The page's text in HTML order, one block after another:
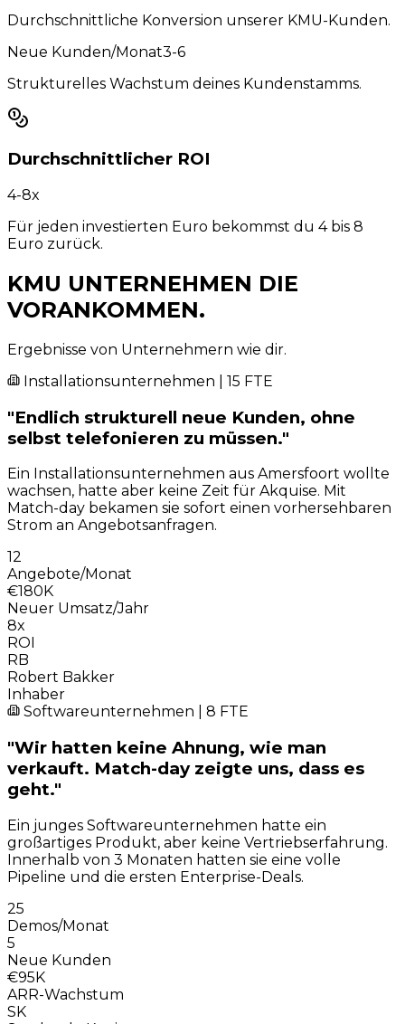
Durchschnittliche Konversion unserer KMU-Kunden.
Neue Kunden/Monat3-6
Strukturelles Wachstum deines Kundenstamms.
Durchschnittlicher ROI
4-8x
Für jeden investierten Euro bekommst du 4 bis 8
Euro zurück.
KMU UNTERNEHMEN DIE
VORANKOMMEN.
Ergebnisse von Unternehmern wie dir.
Installationsunternehmen | 15 FTE
"Endlich strukturell neue Kunden, ohne
selbst telefonieren zu müssen."
Ein Installationsunternehmen aus Amersfoort wollte
wachsen, hatte aber keine Zeit für Akquise. Mit
Match-day bekamen sie sofort einen vorhersehbaren
Strom an Angebotsanfragen.
12
Angebote/Monat
€180K
Neuer Umsatz/Jahr
8x
ROI
RB
Robert Bakker
Inhaber
Softwareunternehmen | 8 FTE
"Wir hatten keine Ahnung, wie man
verkauft. Match-day zeigte uns, dass es
geht."
Ein junges Softwareunternehmen hatte ein
großartiges Produkt, aber keine Vertriebserfahrung.
Innerhalb von 3 Monaten hatten sie eine volle
Pipeline und die ersten Enterprise-Deals.
25
Demos/Monat
5
Neue Kunden
€95K
ARR-Wachstum
SK